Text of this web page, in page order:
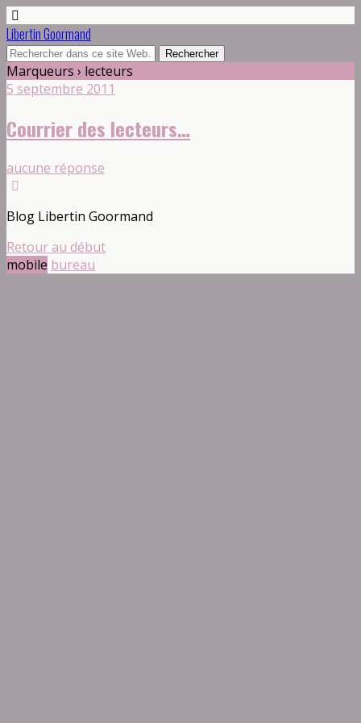
Libertin Goormand
Marqueurs › lecteurs
5 septembre 2011
Courrier des lecteurs…
aucune réponse
Blog Libertin Goormand
Retour au début
mobile bureau